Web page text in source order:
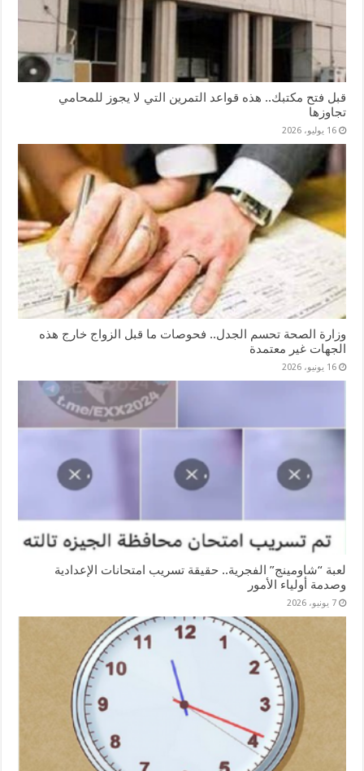
قبل فتح مكتبك.. هذه قواعد التمرين التي لا يجوز للمحامي
تجاوزها
16 يوليو، 2026
وزارة الصحة تحسم الجدل.. فحوصات ما قبل الزواج خارج هذه
الجهات غير معتمدة
16 يونيو، 2026
لعبة “شاومينج” الفجرية.. حقيقة تسريب امتحانات الإعدادية
وصدمة أولياء الأمور
7 يونيو، 2026